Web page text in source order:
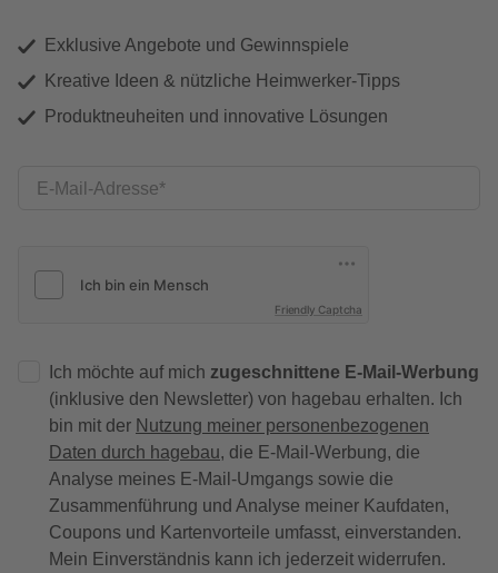
Exklusive Angebote und Gewinnspiele
Kreative Ideen & nützliche Heimwerker-Tipps
Produktneuheiten und innovative Lösungen
E-Mail-Adresse
Friendly Captcha
Ich möchte auf mich zugeschnittene E-Mail-Werbung
(inklusive den Newsletter) von hagebau erhalten. Ich
bin mit der Nutzung meiner personenbezogenen
Daten durch hagebau, die E-Mail-Werbung, die
Analyse meines E-Mail-Umgangs sowie die
Zusammenführung und Analyse meiner Kaufdaten,
Coupons und Kartenvorteile umfasst, einverstanden.
Mein Einverständnis kann ich jederzeit widerrufen.